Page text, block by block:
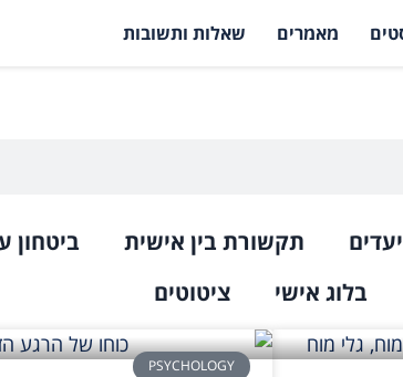
מאמרים שאלות ותשובות
תקשורת בין אישית
ביטחון
בלוג אישי ציטוטים
PSYCHOLOGY